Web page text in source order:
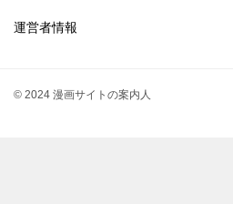
運営者情報
© 2024 漫画サイトの案内人